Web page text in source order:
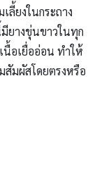
ยงในกระถาง
ยางขุ่นขาวในทุก
นื้อเยื่ออ่อน ทำให้
สัมผัสโดยตรงหรือ